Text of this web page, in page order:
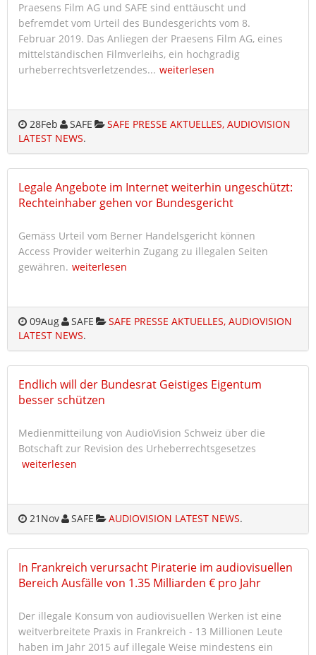
Praesens Film AG und SAFE sind enttäuscht und
befremdet vom Urteil des Bundesgerichts vom 8.
Februar 2019. Das Anliegen der Praesens Film AG, eines
mittelständischen Filmverleihs, ein hochgradig
urheberrechtsverletzendes... weiterlesen
28Feb SAFE
SAFE PRESSE AKTUELLES, AUDIOVISION
LATEST NEWS.
Legale Angebote im Internet weiterhin ungeschützt:
Rechteinhaber gehen vor Bundesgericht
Gemäss Urteil vom Berner Handelsgericht können
Access Provider weiterhin Zugang zu illegalen Seiten
gewähren. weiterlesen
09Aug SAFE
SAFE PRESSE AKTUELLES, AUDIOVISION
LATEST NEWS.
Endlich will der Bundesrat Geistiges Eigentum
besser schützen
Medienmitteilung von AudioVision Schweiz über die
Botschaft zur Revision des Urheberrechtsgesetzes
weiterlesen
21 Nov SAFE AUDIOVISION LATEST NEWS.
In Frankreich verursacht Piraterie im audiovisuellen
Bereich Ausfälle von 1.35 Milliarden € pro Jahr
Der illegale Konsum von audiovisuellen Werken ist eine
weitverbreitete Praxis in Frankreich - 13 Millionen Leute
haben im Jahr 2015 auf illegale Weise mindestens ein